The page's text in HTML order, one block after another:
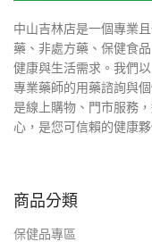
中山吉林店是一個專業
藥、非處方藥、保健食
健康與生活需求。我們
專業藥師的用藥諮詢與
是線上購物、門市服務
心，是您可信賴的健康夥
商品分類
保健品專區